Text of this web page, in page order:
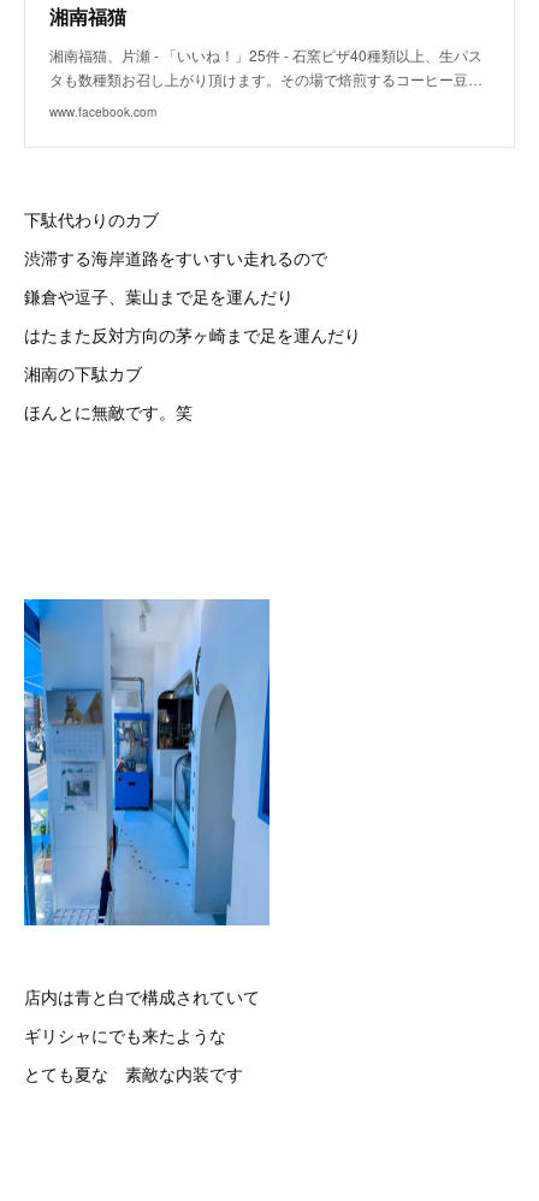
湘南福猫
湘南福猫、片瀬 - 「いいね！」25件 - 石窯ピザ40種類以上、生パス
タも数種類お召し上がり頂けます。その場で焙煎するコーヒー豆…
www.facebook.com
下駄代わりのカブ
渋滞する海岸道路をすいすい走れるので
鎌倉や逗子、葉山まで足を運んだり
はたまた反対方向の茅ヶ崎まで足を運んだり
湘南の下駄カブ
ほんとに無敵です。笑
店内は青と白で構成されていて
ギリシャにでも来たような
とても夏な 素敵な内装です